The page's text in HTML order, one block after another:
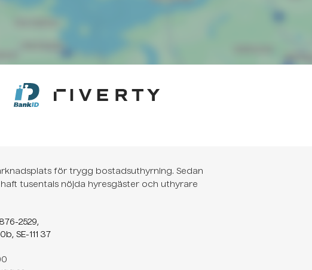
för trygg bostadsuthyrning. Sedan
tusentals nöjda hyresgäster och uthyrare
2529,
SE-111 37